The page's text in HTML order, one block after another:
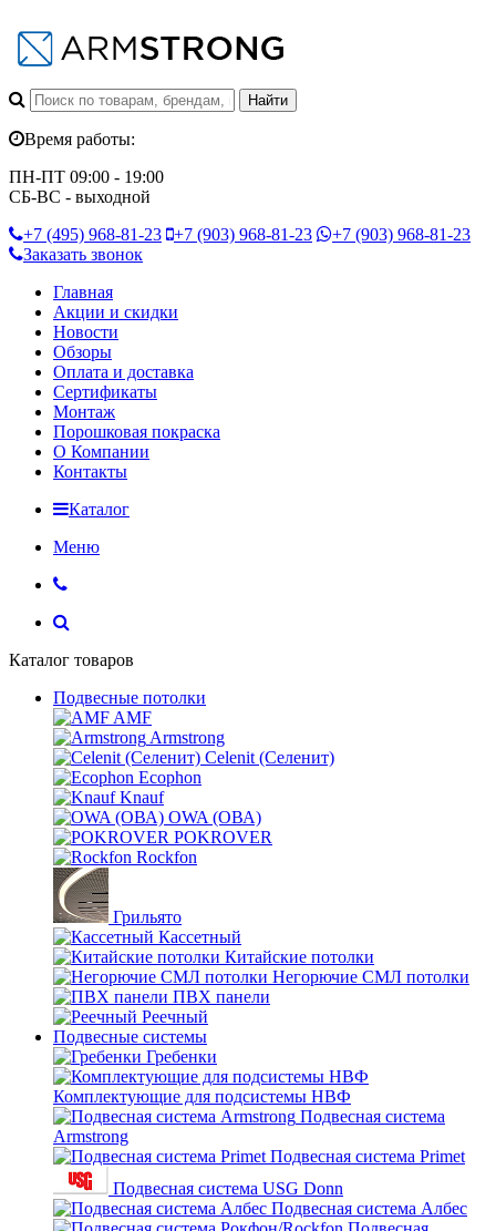
Время работы:
ПН-ПТ 09:00 - 19:00
СБ-ВС - выходной
+7 (495) 968-81-23 +7 (903) 968-81-23 +7 (903) 968-81-23
Заказать звонок
Главная
Акции и скидки
Новости
Обзоры
Оплата и доставка
Сертификаты
Монтаж
Порошковая покраска
О Компании
Контакты
Каталог
Меню
Каталог товаров
Подвесные потолки
AMF
Armstrong
Celenit (Селенит)
Ecophon
Knauf
OWA (ОВА)
POKROVER
Rockfon
Грильято
Кассетный
Китайские потолки
Негорючие СМЛ потолки
ПВХ панели
Реечный
Подвесные системы
Гребенки
Комплектующие для подсистемы НВФ
Подвесная система
Armstrong
Подвесная система Primet
Подвесная система USG Donn
Подвесная система Албес